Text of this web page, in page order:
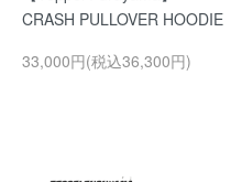
CRASH PULLOVER HOODIE
33,000円(税込36,300円)